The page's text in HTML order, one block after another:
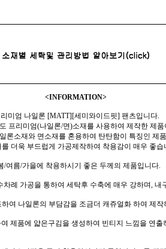
<INFORMATION>
미엄 나일론 [MATT][세미와이드핏] 팬츠입니다.
프리미엄(나일론/면)소재를 사용하여 제작한 제품
론소재와 면소재를 혼용하여 탄탄함이 특징인 제
를 더욱 부드럽게 가공제작하여 착용감이 매우 좋습
/여름/가을에 착용하시기 좋은 두께의 제품입니다.
례 가공을 통하여 세탁후 수축에 매우 강하며,
여 나일론의 부담감을 조금더 캐쥬얼화 하여 제작
제품에 얇은구김을 생성하여 빈티지 느낌을 연